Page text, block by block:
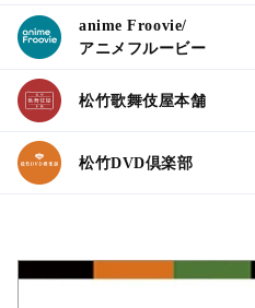
anime Froovie/
アニメフルービー
松竹歌舞伎屋本舗
松竹DVD倶楽部